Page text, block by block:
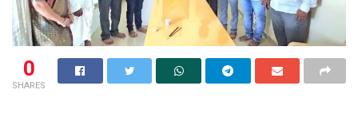
0
SHARES